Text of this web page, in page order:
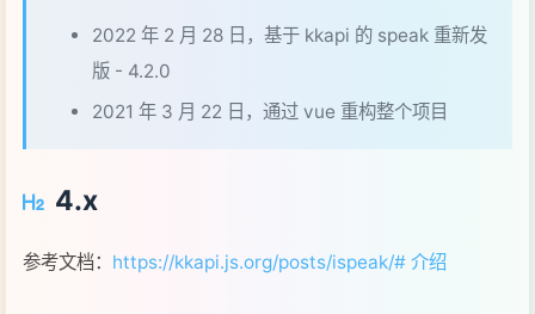
2022 年 2 月 28 日，基于 kkapi 的 speak 重新发
版 - 4.2.0
2021 年 3 月 22 日，通过 vue 重构整个项目
4.x
参考文档： https://kkapi.js.org/posts/ispeak/# 介绍